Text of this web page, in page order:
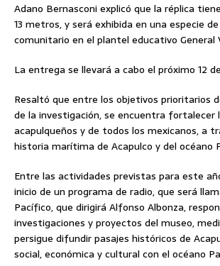
Adano Bernasconi explicó que la réplica
13 metros, y será exhibida en una especie
comunitario en el plantel educativo General
La entrega se llevará a cabo el próximo 12
Resaltó que entre los objetivos prioritarios
de la investigación, se encuentra fortalecer
acapulqueños y de todos los mexicanos, a
historia marítima de Acapulco y del océano
Entre las actividades previstas para este
inicio de un programa de radio, que será
Pacífico, que dirigirá Alfonso Albonza,
investigaciones y proyectos del museo,
persigue difundir pasajes históricos de
social, económica y cultural con el océano